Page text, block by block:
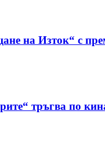
на Изток“ с
тръгва по